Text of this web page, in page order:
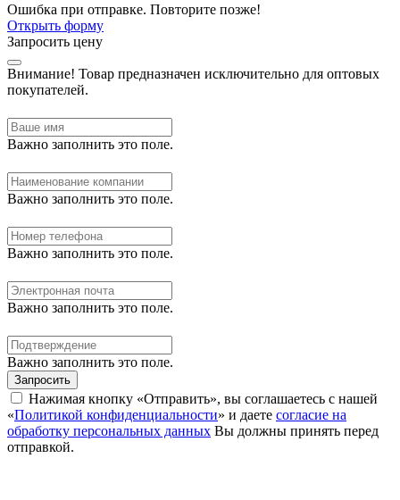
Ошибка при отправке. Повторите позже!
Открыть форму
Запросить цену
Внимание! Товар предназначен исключительно для оптовых
покупателей.
Важно заполнить это поле.
Важно заполнить это поле.
Важно заполнить это поле.
Важно заполнить это поле.
Важно заполнить это поле.
Запросить
Нажимая кнопку «Отправить», вы соглашаетесь с нашей
«Политикой конфиденциальности» и даете согласие на
обработку персональных данных Вы должны принять перед
отправкой.